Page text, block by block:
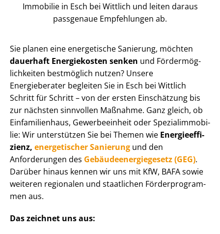
Immobilie in Esch bei Wittlich und leiten daraus
passgenaue Empfehlungen ab.
Sie planen eine energetische Sanierung, möchten
dauerhaft Energiekosten senken und För­der­mög­
lich­kei­ten bestmöglich nutzen? Unsere
Energieberater begleiten Sie in Esch bei Wittlich
Schritt für Schritt – von der ersten Einschätzung bis
zur nächsten sinnvollen Maßnahme. Ganz gleich, ob
Einfamilienhaus, Gewerbeeinheit oder Spe­zi­al­im­mo­bi­
lie: Wir unterstützen Sie bei Themen wie En­er­gie­ef­fi­
zi­enz, energetischer Sanierung und den
Anforderungen des Ge­bäu­de­en­er­gie­ge­setz (GEG).
Darüber hinaus kennen wir uns mit KfW, BAFA sowie
weiteren regionalen und staatlichen För­der­pro­gram­
men aus.
Das zeichnet uns aus: